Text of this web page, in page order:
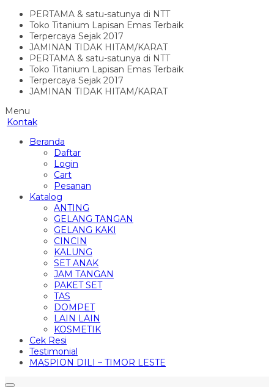
PERTAMA & satu-satunya di NTT
Toko Titanium Lapisan Emas Terbaik
Terpercaya Sejak 2017
JAMINAN TIDAK HITAM/KARAT
PERTAMA & satu-satunya di NTT
Toko Titanium Lapisan Emas Terbaik
Terpercaya Sejak 2017
JAMINAN TIDAK HITAM/KARAT
Menu
Kontak
Beranda
Daftar
Login
Cart
Pesanan
Katalog
ANTING
GELANG TANGAN
GELANG KAKI
CINCIN
KALUNG
SET ANAK
JAM TANGAN
PAKET SET
TAS
DOMPET
LAIN LAIN
KOSMETIK
Cek Resi
Testimonial
MASPION DILI – TIMOR LESTE